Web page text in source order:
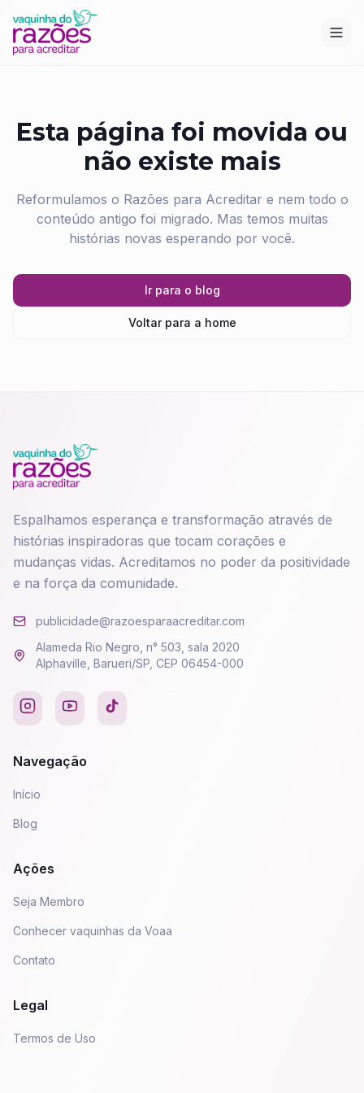
Esta página foi movida ou
não existe mais
Reformulamos o Razões para Acreditar e nem todo o
conteúdo antigo foi migrado. Mas temos muitas
histórias novas esperando por você.
Ir para o blog
Voltar para a home
Espalhamos esperança e transformação através de
histórias inspiradoras que tocam corações e
mudanças vidas. Acreditamos no poder da positividade
e na força da comunidade.
publicidade@razoesparaacreditar.com
Alameda Rio Negro, n° 503, sala 2020
Alphaville, Barueri/SP, CEP 06454-000
Navegação
Início
Blog
Ações
Seja Membro
Conhecer vaquinhas da Voaa
Contato
Legal
Termos de Uso